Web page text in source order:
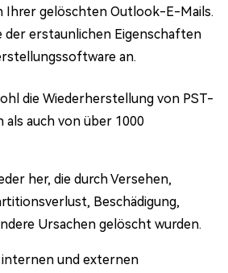
Ihrer gelöschten Outlook-E-Mails.
der erstaunlichen Eigenschaften
an.
die Wiederherstellung von PST-
als auch von über 1000
her, die durch Versehen,
Beschädigung,
Ursachen gelöscht wurden.
und externen